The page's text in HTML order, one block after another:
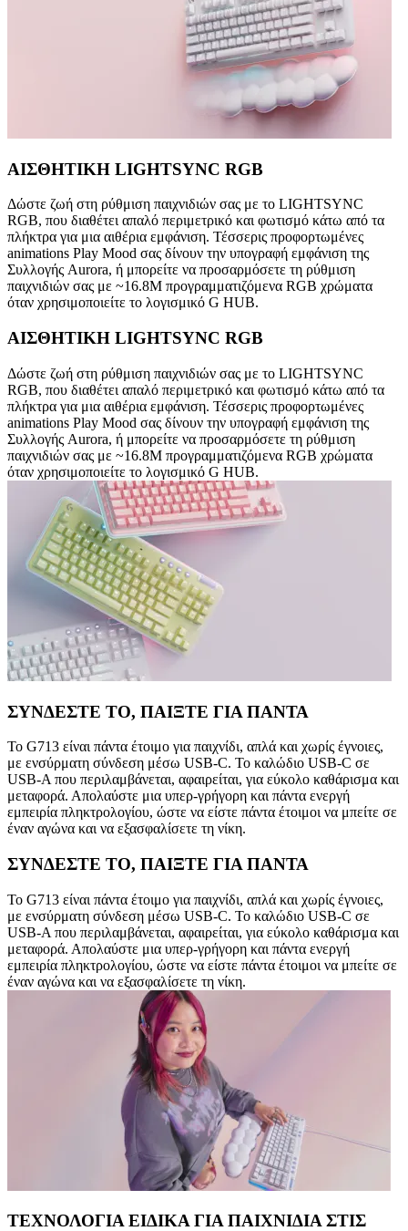
ΑΙΣΘΗΤΙΚΗ LIGHTSYNC RGB
Δώστε ζωή στη ρύθμιση παιχνιδιών σας με το LIGHTSYNC
RGB, που διαθέτει απαλό περιμετρικό και φωτισμό κάτω από τα
πλήκτρα για μια αιθέρια εμφάνιση. Τέσσερις προφορτωμένες
animations Play Mood σας δίνουν την υπογραφή εμφάνιση της
Συλλογής Aurora, ή μπορείτε να προσαρμόσετε τη ρύθμιση
παιχνιδιών σας με ~16.8M προγραμματιζόμενα RGB χρώματα
όταν χρησιμοποιείτε το λογισμικό G HUB.
ΑΙΣΘΗΤΙΚΗ LIGHTSYNC RGB
Δώστε ζωή στη ρύθμιση παιχνιδιών σας με το LIGHTSYNC
RGB, που διαθέτει απαλό περιμετρικό και φωτισμό κάτω από τα
πλήκτρα για μια αιθέρια εμφάνιση. Τέσσερις προφορτωμένες
animations Play Mood σας δίνουν την υπογραφή εμφάνιση της
Συλλογής Aurora, ή μπορείτε να προσαρμόσετε τη ρύθμιση
παιχνιδιών σας με ~16.8M προγραμματιζόμενα RGB χρώματα
όταν χρησιμοποιείτε το λογισμικό G HUB.
ΣΥΝΔΕΣΤΕ ΤΟ, ΠΑΙΞΤΕ ΓΙΑ ΠΑΝΤΑ
Το G713 είναι πάντα έτοιμο για παιχνίδι, απλά και χωρίς έγνοιες,
με ενσύρματη σύνδεση μέσω USB-C. Το καλώδιο USB-C σε
USB-A που περιλαμβάνεται, αφαιρείται, για εύκολο καθάρισμα και
μεταφορά. Απολαύστε μια υπερ-γρήγορη και πάντα ενεργή
εμπειρία πληκτρολογίου, ώστε να είστε πάντα έτοιμοι να μπείτε σε
έναν αγώνα και να εξασφαλίσετε τη νίκη.
ΣΥΝΔΕΣΤΕ ΤΟ, ΠΑΙΞΤΕ ΓΙΑ ΠΑΝΤΑ
Το G713 είναι πάντα έτοιμο για παιχνίδι, απλά και χωρίς έγνοιες,
με ενσύρματη σύνδεση μέσω USB-C. Το καλώδιο USB-C σε
USB-A που περιλαμβάνεται, αφαιρείται, για εύκολο καθάρισμα και
μεταφορά. Απολαύστε μια υπερ-γρήγορη και πάντα ενεργή
εμπειρία πληκτρολογίου, ώστε να είστε πάντα έτοιμοι να μπείτε σε
έναν αγώνα και να εξασφαλίσετε τη νίκη.
ΤΕΧΝΟΛΟΓΙΑ ΕΙΔΙΚΑ ΓΙΑ ΠΑΙΧΝΙΔΙΑ ΣΤΙΣ